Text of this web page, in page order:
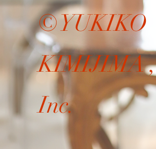
​© YUKIKO
KIMIJIMA ,
Inc.